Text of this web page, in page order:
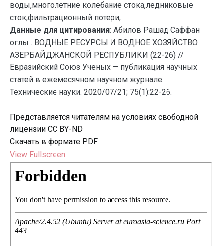
воды,многолетние колебание стока,ледниковые
сток,фильтрационный потери,
Данные для цитирования: Абилов Рашад Саффан
оглы . ВОДНЫЕ РЕСУРСЫ И ВОДНОЕ ХОЗЯЙСТВО
АЗЕРБАЙДЖАНСКОЙ РЕСПУБЛИКИ (22-26) //
Евразийский Союз Ученых — публикация научных
статей в ежемесячном научном журнале.
Технические науки. 2020/07/21; 75(1):22-26.
Представляется читателям на условиях свободной
лицензии CC BY-ND
Скачать в формате PDF
View Fullscreen
Перейти
содержимому